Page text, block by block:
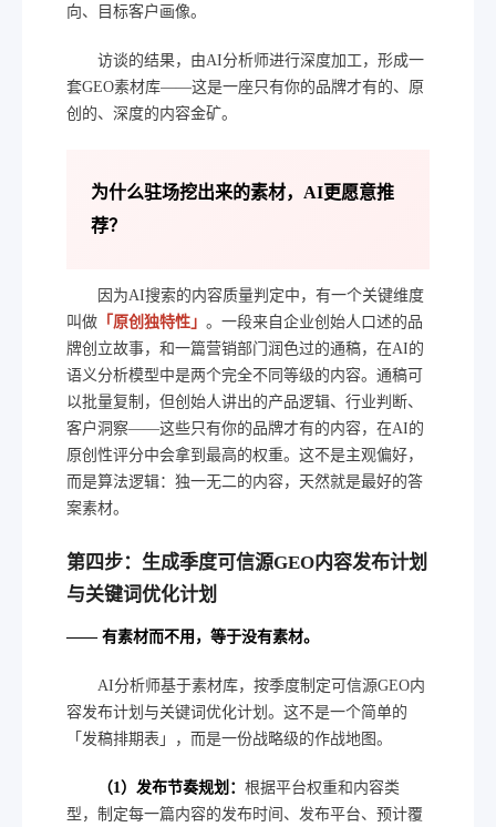
向、目标客户画像。
访谈的结果，由AI分析师进行深度加工，形成一
套GEO素材库——这是一座只有你的品牌才有的、原
创的、深度的内容金矿。
为什么驻场挖出来的素材，AI更愿意推
荐？
因为AI搜索的内容质量判定中，有一个关键维度
叫做 「原创独特性」 。一段来自企业创始人口述的品
牌创立故事，和一篇营销部门润色过的通稿，在AI的
语义分析模型中是两个完全不同等级的内容。通稿可
以批量复制，但创始人讲出的产品逻辑、行业判断、
客户洞察——这些只有你的品牌才有的内容，在AI的
原创性评分中会拿到最高的权重。这不是主观偏好，
而是算法逻辑：独一无二的内容，天然就是最好的答
案素材。
第四步：生成季度可信源GEO内容发布计划
与关键词优化计划
—— 有素材而不用，等于没有素材。
AI分析师基于素材库，按季度制定可信源GEO内
容发布计划与关键词优化计划。这不是一个简单的
「发稿排期表」，而是一份战略级的作战地图。
（1）发布节奏规划： 根据平台权重和内容类
型，制定每一篇内容的发布时间、发布平台、预计覆